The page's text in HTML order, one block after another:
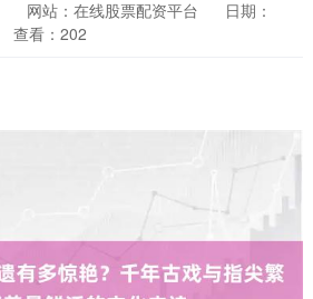
网站：在线股票配资平台
日期：
查看：202